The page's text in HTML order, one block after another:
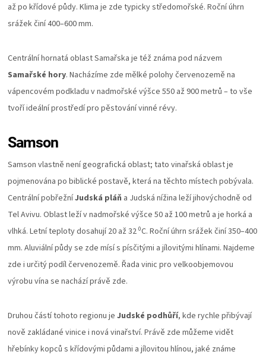
až po křídové půdy. Klima je zde typicky středomořské. Roční úhrn
srážek činí 400–600 mm.
Centrální hornatá oblast Samařska je též známa pod názvem
Samařské hory. Nacházíme zde mělké polohy červenozemě na
vápencovém podkladu v nadmořské výšce 550 až 900 metrů – to vše
tvoří ideální prostředí pro pěstování vinné révy.
Samson
Samson vlastně není geografická oblast; tato vinařská oblast je
pojmenována po biblické postavě, která na těchto místech pobývala.
Centrální pobřežníJudská pláň a Judská nížina leží jihovýchodně od
Tel Avivu. Oblast leží v nadmořské výšce 50 až 100 metrů a je horká a
vlhká. Letní teploty dosahují 20 až 32 0C. Roční úhrn srážek činí 350–400
mm. Aluviální půdy se zde mísí s písčitými a jílovitými hlínami. Najdeme
zde i určitý podíl červenozemě. Řada vinic pro velkoobjemovou
výrobu vína se nachází právě zde.
Druhou částí tohoto regionu je Judské podhůří, kde rychle přibývají
nově zakládané vinice i nová vinařství. Právě zde můžeme vidět
hřebínky kopců s křídovými půdami a jílovitou hlínou, jaké známe